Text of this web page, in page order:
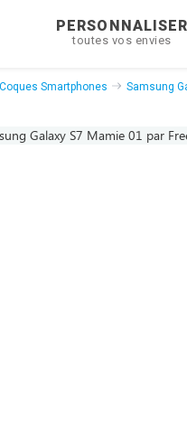
toutes vos envies
Coques Smartphones Samsung